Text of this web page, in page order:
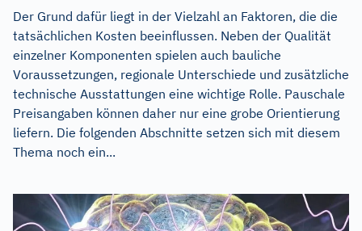
Der Grund dafür liegt in der Vielzahl an Faktoren, die die
tatsächlichen Kosten beeinflussen. Neben der Qualität
einzelner Komponenten spielen auch bauliche
Voraussetzungen, regionale Unterschiede und zusätzliche
technische Ausstattungen eine wichtige Rolle. Pauschale
Preisangaben können daher nur eine grobe Orientierung
liefern. Die folgenden Abschnitte setzen sich mit diesem
Thema noch ein...